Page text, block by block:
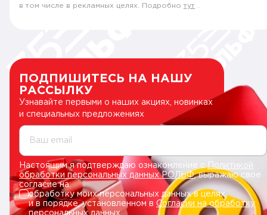
в том числе в рекламных целях. Подробно тут
ПОДПИШИТЕСЬ НА НАШУ
РАССЫЛКУ
Узнавайте первыми о наших акциях, новинках
и специальных предложениях
Ваш email
Настоящим я подтверждаю ознакомление сПолитикой
обработки персональных данных РОЛЬФ, выражаю свое
согласие на:
обработку моих персональных данных в целях
и в порядке, установленном в Согласии на обработку
персональных данных.